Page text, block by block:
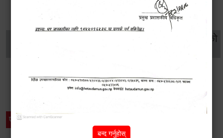
थप विवरणहरु
वातावरण
सूचनाको
विशेष विवरणहरु
प्रेस नोट
बन्द गर्नुहोस्